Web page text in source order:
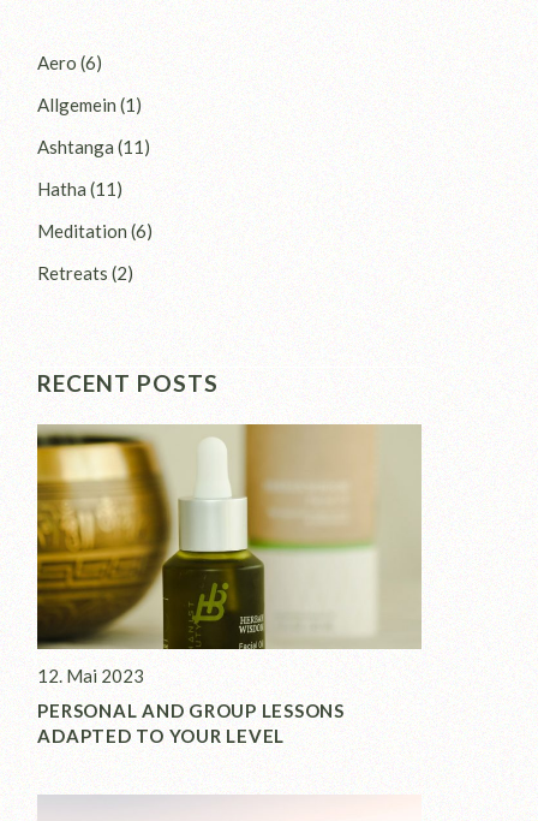
Aero (6)
Allgemein(1)
Ashtanga(11)
Hatha(11)
Meditation(6)
Retreats (2)
RECENT POSTS
12. Mai 2023
PERSONAL AND GROUP LESSONS
ADAPTED TO YOUR LEVEL